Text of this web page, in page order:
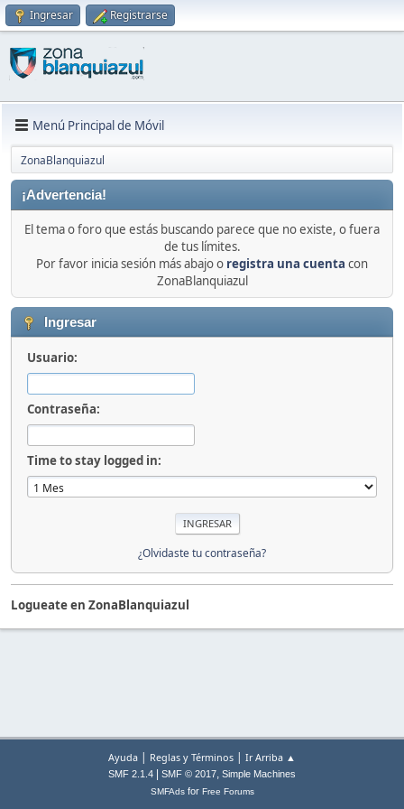
Ingresar Registrarse
Menú Principal de Móvil
ZonaBlanquiazul
¡Advertencia!
El tema o foro que estás buscando parece que no existe, o fuera
de tus límites.
Por favor inicia sesión más abajo o registra una cuenta con
ZonaBlanquiazul
Ingresar
Usuario:
Contraseña:
Time to stay logged in:
¿Olvidaste tu contraseña?
Logueate en ZonaBlanquiazul
Ayuda | Reglas y Términos | Ir Arriba ▲
SMF 2.1.4 SMF © 2017, Simple Machines
SMFAdsfor Free Forums